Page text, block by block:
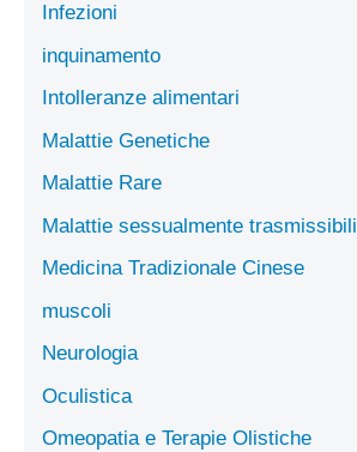
Infezioni
inquinamento
Intolleranze alimentari
Malattie Genetiche
Malattie Rare
Malattie sessualmente trasmissibili
Medicina Tradizionale Cinese
muscoli
Neurologia
Oculistica
Omeopatia e Terapie Olistiche